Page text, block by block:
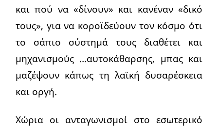
και πού να «δίνουν» και κανέναν «δικό
τους», για να κοροϊδεύουν τον κόσμο ότι
το σάπιο σύστημά τους διαθέτει και
μηχανισμούς …αυτοκάθαρσης, μπας και
μαζέψουν κάπως τη λαϊκή δυσαρέσκεια
και οργή.
Χώρια οι ανταγωνισμοί στο εσωτερικό